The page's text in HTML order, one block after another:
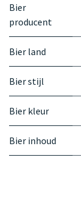
Bier
producent
Bier land
Bier stijl
Bier kleur
Bier inhoud